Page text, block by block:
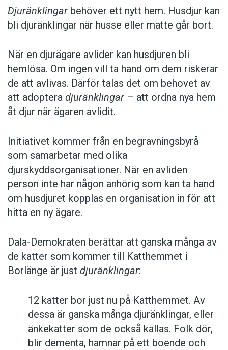
Djuränklingar behöver ett nytt hem. Husdjur kan
bli djuränklingar när husse eller matte går bort.
När en djurägare avlider kan husdjuren bli
hemlösa. Om ingen vill ta hand om dem riskerar
de att avlivas. Därför talas det om behovet av
att adoptera djuränklingar – att ordna nya hem
åt djur när ägaren avlidit.
Initiativet kommer från en begravningsbyrå
som samarbetar med olika
djurskyddsorganisationer. När en avliden
person inte har någon anhörig som kan ta hand
om husdjuret kopplas en organisation in för att
hitta en ny ägare.
Dala-Demokraten berättar att ganska många av
de katter som kommer till Katthemmet i
Borlänge är just djuränklingar:
12 katter bor just nu på Katthemmet. Av
dessa är ganska många djuränklingar, eller
änkekatter som de också kallas. Folk dör,
blir dementa, hamnar på ett boende och